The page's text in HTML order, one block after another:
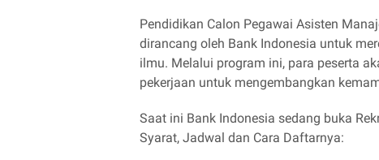
Pendidikan Calon Pegawai Asisten
dirancang oleh Bank Indonesia untuk
ilmu. Melalui program ini, para peserta
pekerjaan untuk mengembangkan
Saat ini Bank Indonesia sedang buka
Syarat, Jadwal dan Cara Daftarnya: